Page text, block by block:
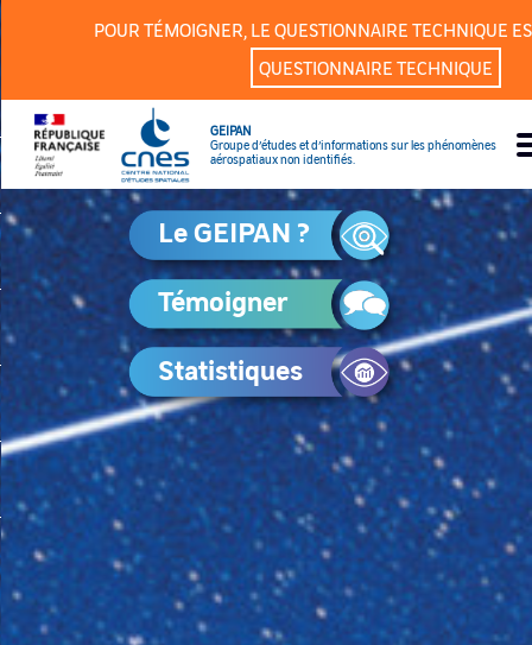
Panneau de gestion des cookies
POUR TÉMOIGNER, LE QUESTIONNAIRE TECHNIQUE
QUESTIONNAIRE TECHNIQUE
GEIPAN
Groupe d’études et d’informations sur les phénomènes
aérospatiaux non identifiés.
Le GEIPAN ?
Témoigner
Statistiques